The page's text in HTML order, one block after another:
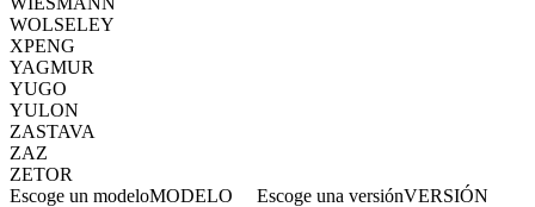
WOLSELEY
XPENG
YAGMUR
YUGO
YULON
ZASTAVA
ZAZ
ZETOR
Escoge un modeloMODELO Escoge una versiónVERSIÓN